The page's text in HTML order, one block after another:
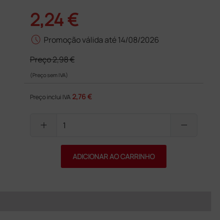
2,24 €
schedule Promoção válida até 14/08/2026
Preço2,98 €
(Preço sem IVA)
Preço inclui IVA 2,76 €
add remove
ADICIONAR AO CARRINHO